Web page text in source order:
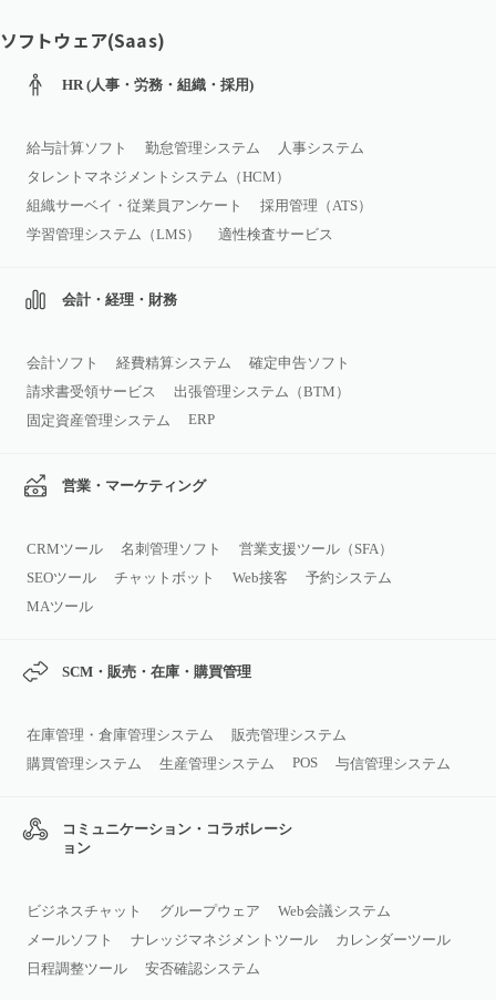
ソフトウェア(Saas)
HR (人事・労務・組織・採用)
給与計算ソフト 勤怠管理システム
人事システム
タレントマネジメントシステム（HCM）
組織サーベイ・従業員アンケート
採用管理（ATS）
学習管理システム（LMS）
適性検査サービス
会計・経理・財務
会計ソフト 経費精算システム
確定申告ソフト
請求書受領サービス
出張管理システム（BTM）
固定資産管理システム
ERP
営業・マーケティング
CRMツール 名刺管理ソフト
営業支援ツール（SFA）
SEOツール
チャットボット Web接客
予約システム
MAツール
SCM・販売・在庫・購買管理
在庫管理・倉庫管理システム
販売管理システム
購買管理システム
生産管理システム POS 与信管理システム
コミュニケーション・コラボレーシ
ョン
ビジネスチャット グループウェア
Web会議システム
メールソフト
ナレッジマネジメントツール
カレンダーツール
日程調整ツール
安否確認システム